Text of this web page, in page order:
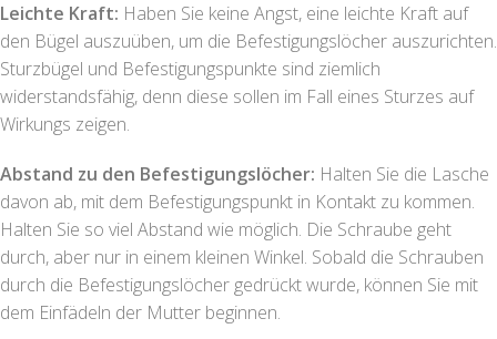
Leichte Kraft: Haben Sie keine Angst, eine leichte Kraft auf
den Bügel auszuüben, um die Befestigungslöcher auszurichten.
Sturzbügel und Befestigungspunkte sind ziemlich
widerstandsfähig, denn diese sollen im Fall eines Sturzes auf
Wirkungs zeigen.
Abstand zu den Befestigungslöcher: Halten Sie die Lasche
davon ab, mit dem Befestigungspunkt in Kontakt zu kommen.
Halten Sie so viel Abstand wie möglich. Die Schraube geht
durch, aber nur in einem kleinen Winkel. Sobald die Schrauben
durch die Befestigungslöcher gedrückt wurde, können Sie mit
dem Einfädeln der Mutter beginnen.